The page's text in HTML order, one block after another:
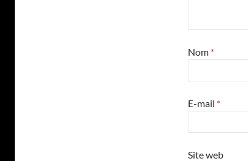
Nom *
E-mail *
Site web